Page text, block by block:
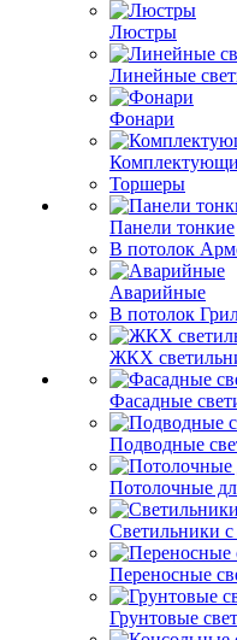
Люстры
Линейные
Фонари
Торшеры
Панели тонкие
В потолок
Аварийные
В потолок
ЖКХ
Фасадные
Подводные
Потолочные
Светильники
Переносные
Грунтовые